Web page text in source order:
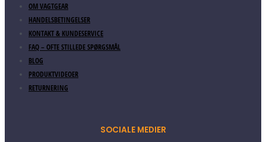
OM VAGTGEAR
HANDELSBETINGELSER
KONTAKT & KUNDESERVICE
FAQ – OFTE STILLEDE SPØRGSMÅL
BLOG
PRODUKTVIDEOER
RETURNERING
SOCIALE MEDIER